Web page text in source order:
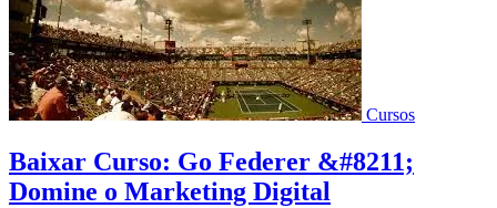
Cursos
Baixar Curso: Go Federer &#8211;
Domine o Marketing Digital